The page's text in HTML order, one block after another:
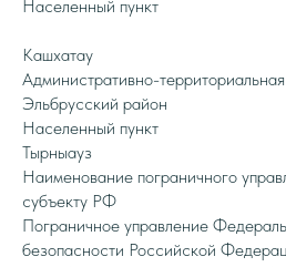
Населенный пункт
Кашхатау
Административно-
Эльбрусский район
Населенный пункт
Тырныауз
Наименование пограничного
субъекту РФ
Пограничное управление
безопасности Российской